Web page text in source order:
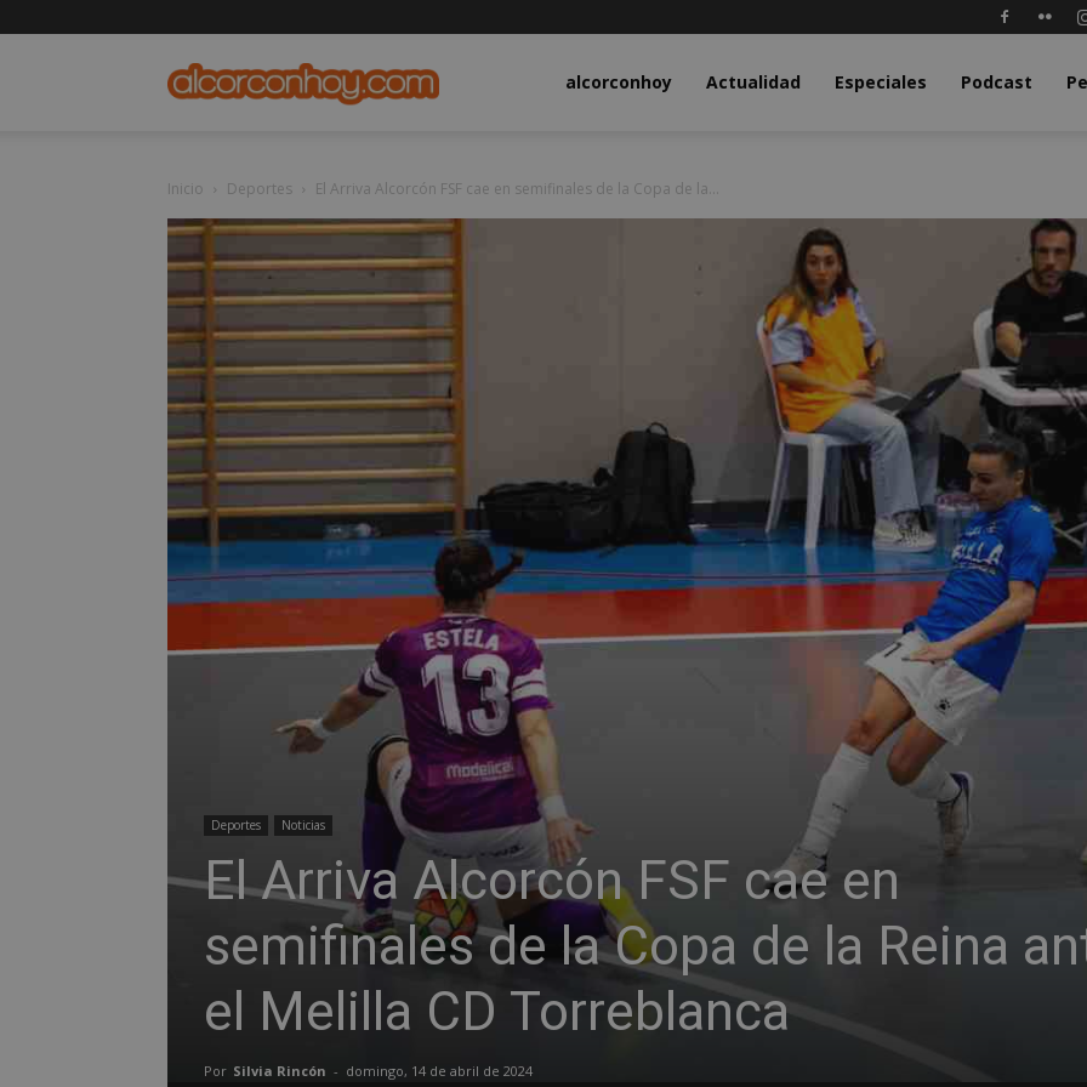
alcorconhoy.comalcorconhoy Actualidad Especiales Podcast
Inicio Deportes El Arriva Alcorcón FSF cae en semifinales de la Copa de la...
Deportes Noticias
El Arriva Alcorcón FSF cae en
semifinales de la Copa de la Reina
el Melilla CD Torreblanca
Por Silvia Rincón - domingo, 14 de abril de 2024